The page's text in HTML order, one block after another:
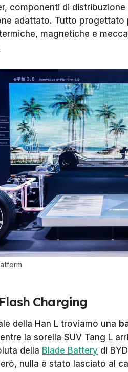
componenti di
adattato. Tutto progettato
magnetiche e
Charging
della Han L troviamo una
la sorella SUV Tang L
della Blade Battery di
nulla è stato lasciato al